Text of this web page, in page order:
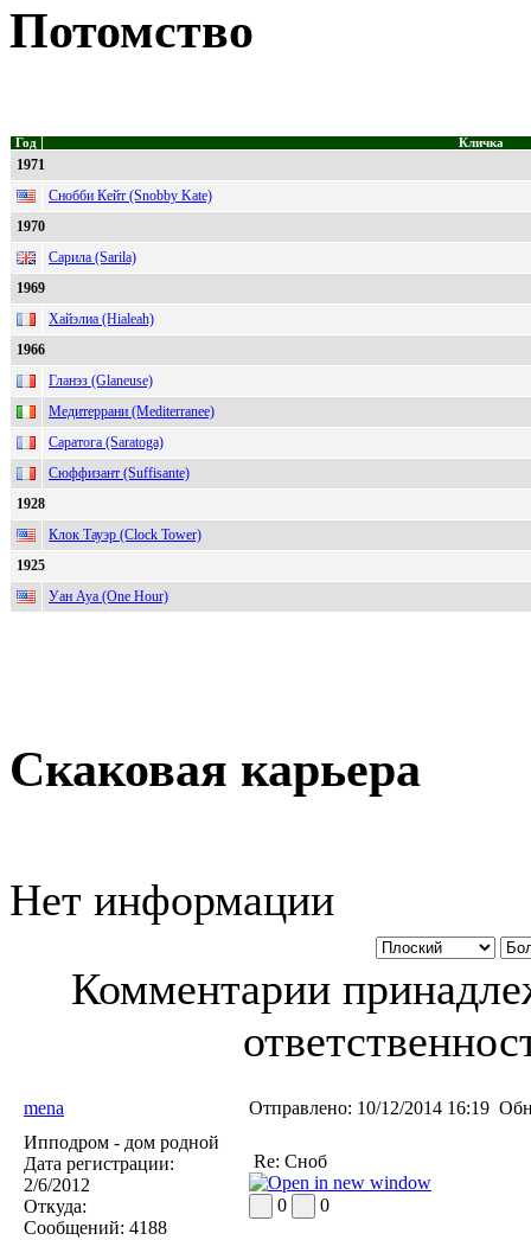
Потомство
Год Кличка
1971
Снобби Кейт (Snobby Kate)
1970
Сарила (Sarila)
1969
Хайэлиа (Hialeah)
1966
Гланэз (Glaneuse)
Медитеррани (Mediterranee)
Саратога (Saratoga)
Сюффизант (Suffisante)
1928
Клок Тауэр (Clock Tower)
1925
Уан Ауа (One Hour)
Скаковая карьера
Нет информации
Комментарии
mena Отправлено: 10/12/2014 16:19
Ипподром - дом родной
Дата регистрации:
2/6/2012
Откуда:
Сообщений: 4188
Re: Сноб
0 0